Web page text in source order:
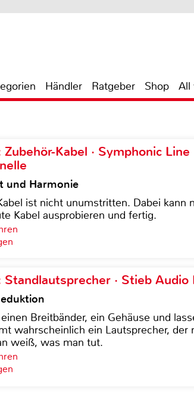
Händler Ratgeber Shop All
Zubehör-Kabel · Symphonic
und Harmonie
ist nicht unumstritten. Dabei kann
Kabel ausprobieren und fertig.
Standlautsprecher · Stieb Audio
Breitbänder, ein Gehäuse und
wahrscheinlich ein Lautsprecher,
weiß, was man tut.